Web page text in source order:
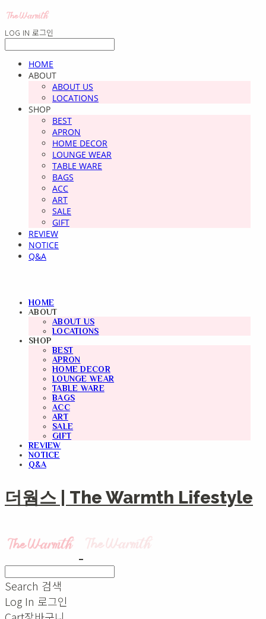
LOG IN 로그인
HOME
ABOUT
ABOUT US
LOCATIONS
SHOP
BEST
APRON
HOME DECOR
LOUNGE WEAR
TABLE WARE
BAGS
ACC
ART
SALE
GIFT
REVIEW
NOTICE
Q&A
HOME
ABOUT
ABOUT US
LOCATIONS
SHOP
BEST
APRON
HOME DECOR
LOUNGE WEAR
TABLE WARE
BAGS
ACC
ART
SALE
GIFT
REVIEW
NOTICE
Q&A
더웜스 | The Warmth Lifestyle
Search 검색
Log In 로그인